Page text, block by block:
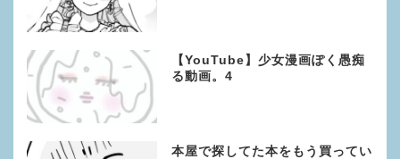
【YouTube】少女漫画ぽく愚痴
る動画。4
本屋で探してた本をもう買ってい